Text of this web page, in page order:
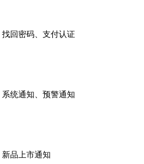
回密码、支付认证
统通知、预警通知
品上市通知